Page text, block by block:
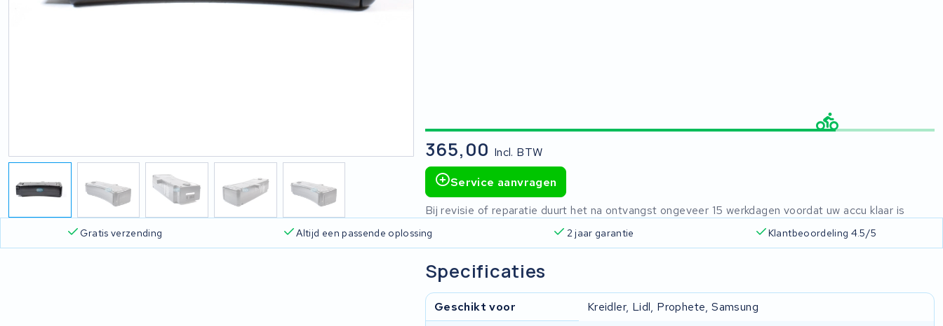
365,00 Incl. BTW
Service aanvragen
Bij revisie of reparatie duurt het na ontvangst ongeveer 15 werkdagen voordat uw accu klaar is
Gratis verzending Altijd een passende oplossing 2 jaar garantie Klantbeoordeling 4.5/5
Specificaties
Geschikt voor
Kreidler, Lidl, Prophete, Samsung